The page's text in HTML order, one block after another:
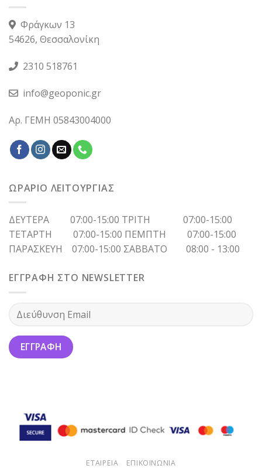
Φράγκων 13
54626, Θεσσαλονίκη
2310 518761
info@geoponic.gr
Αρ. ΓΕΜΗ 05843004000
ΩΡΑΡΙΟ ΛΕΙΤΟΥΡΓΙΑΣ
ΔΕΥΤΕΡΑ 07:00-15:00 ΤΡΙΤΗ 07:00-15:00
ΤΕΤΑΡΤΗ 07:00-15:00 ΠΕΜΠΤΗ 07:00-15:00
ΠΑΡΑΣΚΕΥΗ 07:00-15:00 ΣΑΒΒΑΤΟ 08:00 - 13:00
ΕΓΓΡΑΦΗ ΣΤΟ NEWSLETTER
ΕΤΑΙΡΕΙΑ ΕΠΙΚΟΙΝΩΝΙΑ